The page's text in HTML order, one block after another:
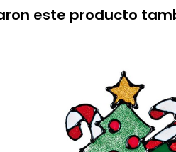
este producto